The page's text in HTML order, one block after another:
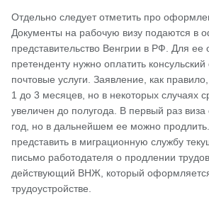
Отдельно следует отметить про
Документы на рабочую визу подаются в
представительство Венгрии в РФ. Для
претенденту нужно оплатить
почтовые услуги. Заявление, как
1 до 3 месяцев, но в некоторых случаях
увеличен до полугода. В первый раз
год, но в дальнейшем ее можно
представить в миграционную службу
письмо работодателя о продлении
действующий ВНЖ, который
трудоустройстве.